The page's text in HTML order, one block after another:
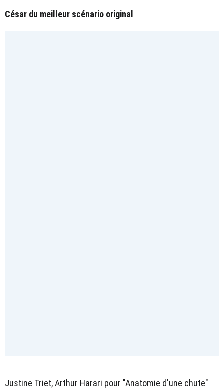
César du meilleur scénario original
Justine Triet, Arthur Harari pour "Anatomie d'une chute"